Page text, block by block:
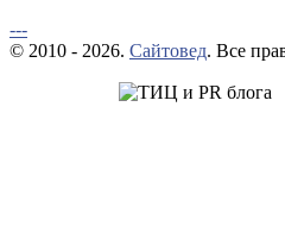
---
© 2010 - 2026. Сайтовед. Все